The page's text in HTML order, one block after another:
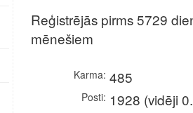
Reģistrējās pirms 5729
mēnešiem
Karma 485
Posti 1928 (vidēji